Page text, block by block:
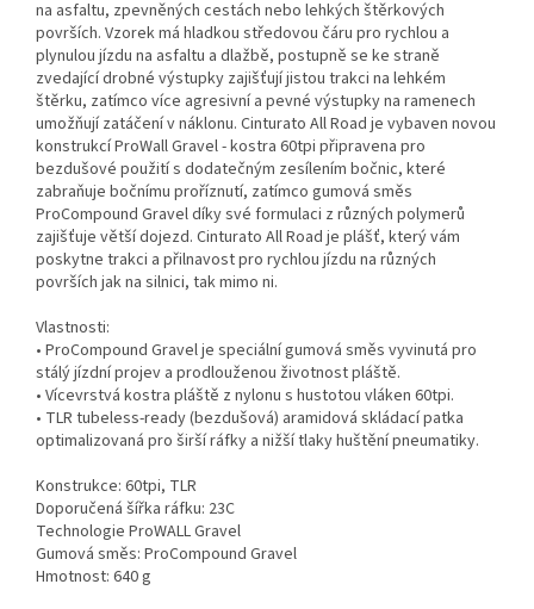
na asfaltu, zpevněných cestách nebo lehkých štěrkových
površích. Vzorek má hladkou středovou čáru pro rychlou a
plynulou jízdu na asfaltu a dlažbě, postupně se ke straně
zvedající drobné výstupky zajišťují jistou trakci na lehkém
štěrku, zatímco více agresivní a pevné výstupky na ramenech
umožňují zatáčení v náklonu. Cinturato All Road je vybaven novou
konstrukcí ProWall Gravel - kostra 60tpi připravena pro
bezdušové použití s dodatečným zesílením bočnic, které
zabraňuje bočnímu proříznutí, zatímco gumová směs
ProCompound Gravel díky své formulaci z různých polymerů
zajišťuje větší dojezd. Cinturato All Road je plášť, který vám
poskytne trakci a přilnavost pro rychlou jízdu na různých
površích jak na silnici, tak mimo ni.
Vlastnosti:
• ProCompound Gravel je speciální gumová směs vyvinutá pro
stálý jízdní projev a prodlouženou životnost pláště.
• Vícevrstvá kostra pláště z nylonu s hustotou vláken 60tpi.
• TLR tubeless-ready (bezdušová) aramidová skládací patka
optimalizovaná pro širší ráfky a nižší tlaky huštění pneumatiky.
Konstrukce: 60tpi, TLR
Doporučená šířka ráfku: 23C
Technologie ProWALL Gravel
Gumová směs: ProCompound Gravel
Hmotnost: 640 g